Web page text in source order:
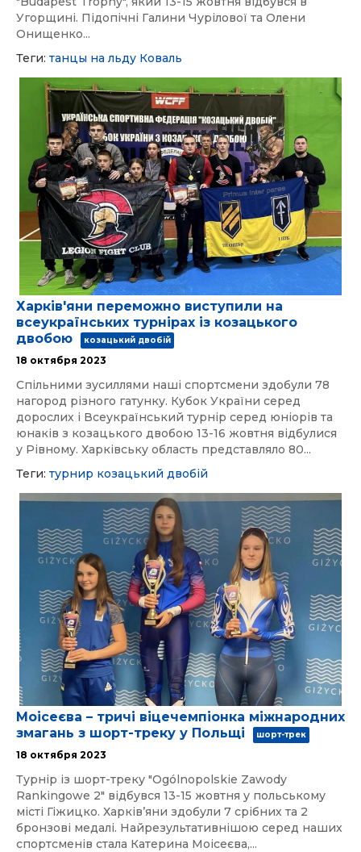
Угорщині. Підопічні Галини Чурілової та Олени
Онищенко...
Теги: танцы на льду Коваль
Харків'яни переможно виступили на
всеукраїнських турнірах із козацького
двобою
козацький двобій
18 октября 2023
Спільними зусиллями наші спортсмени здобули 78
нагород різного гатунку. Кубок України серед
дорослих і Всеукраїнський турнір серед юніорів та
юнаків з козацького двобою 13-16 жовтня відбулися
у Рівному. Харківську область представляло 80...
Теги: турнир козацький двобій
Моісеєва – тричі віцечемпіонка міжнародних
змагань з шорт-треку у Польщі
шорт-трек
18 октября 2023
Турнір із шорт-треку "Ogólnopolskie Zawody
Rankingowe 2" відбувся 13-15 жовтня у польському
місті Гіжицко. Харківʼяни здобули 7 срібних та 2
бронзові медалі. Найрезультативнішою серед наших
спортсменів стала Катерина Моісеєва,...